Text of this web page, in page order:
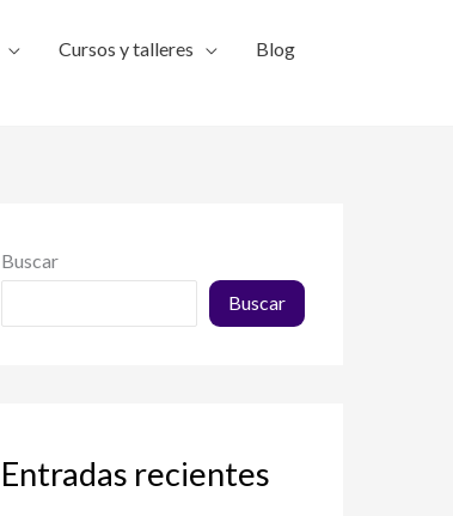
Cursos y talleres
Blog
Buscar
Buscar
Entradas recientes